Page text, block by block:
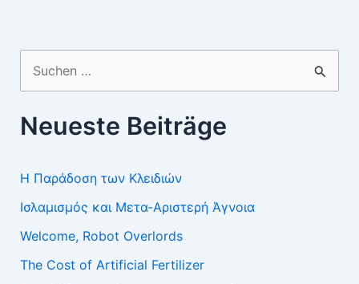
Suchen
nach:
Neueste Beiträge
Η Παράδοση των Κλειδιών
Ισλαμισμός και Μετα-Αριστερή Άγνοια
Welcome, Robot Overlords
The Cost of Artificial Fertilizer